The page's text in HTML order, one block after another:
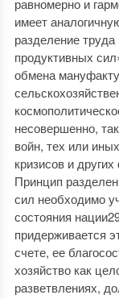
равномерно и
имеет
разделение
продуктивных
обмена
несовершенно,
войн, тех или
кризисов и
Принцип
сил необходимо
состояния
придерживается
счете, ее
хозяйство как
разветвлениях,